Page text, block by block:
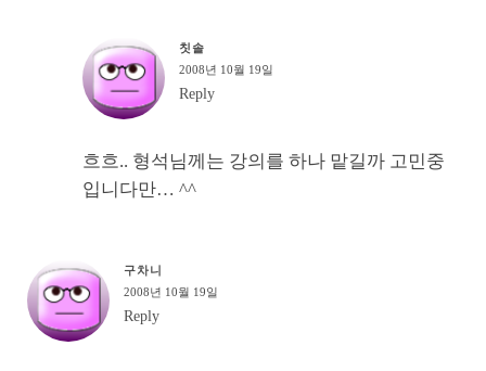
칫솔
2008년 10월 19일
Reply
흐흐.. 형석님께는 강의를 하나 맡길까 고민중
입니다만… ^^
구차니
2008년 10월 19일
Reply